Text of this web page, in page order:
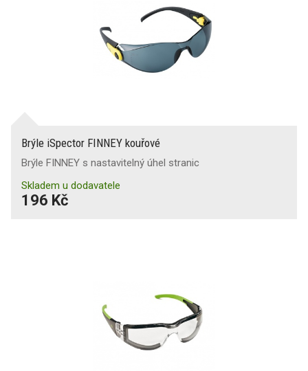
Brýle iSpector FINNEY kouřové
Brýle FINNEY s nastavitelný úhel stranic
Skladem u dodavatele
196 Kč